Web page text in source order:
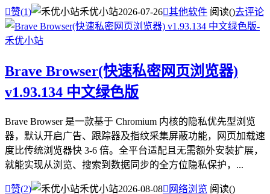
赞(1) 禾优小站2026-07-26其他软件 阅读()去评论
Brave Browser(快速私密网页浏览器)
v1.93.134 中文绿色版
Brave Browser 是一款基于 Chromium 内核的隐私优先型浏览
器，默认开启广告、跟踪器及指纹采集屏蔽功能，网页加载速
度比传统浏览器快 3-6 倍。全平台适配且无需额外安装扩展，
就能实现从浏览、搜索到数据同步的全方位隐私保护，...
赞(2) 禾优小站2026-08-08 网络浏览 阅读()